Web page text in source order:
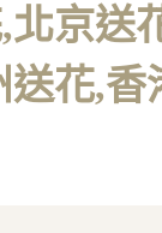
北京送
花,